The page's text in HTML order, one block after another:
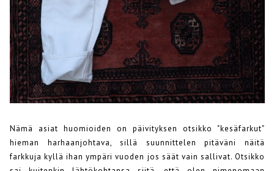
Nämä asiat huomioiden on päivityksen otsikko "kesäfarkut"
hieman harhaanjohtava, sillä suunnittelen pitäväni näitä
farkkuja kyllä ihan ympäri vuoden jos säät vain sallivat. Otsikko